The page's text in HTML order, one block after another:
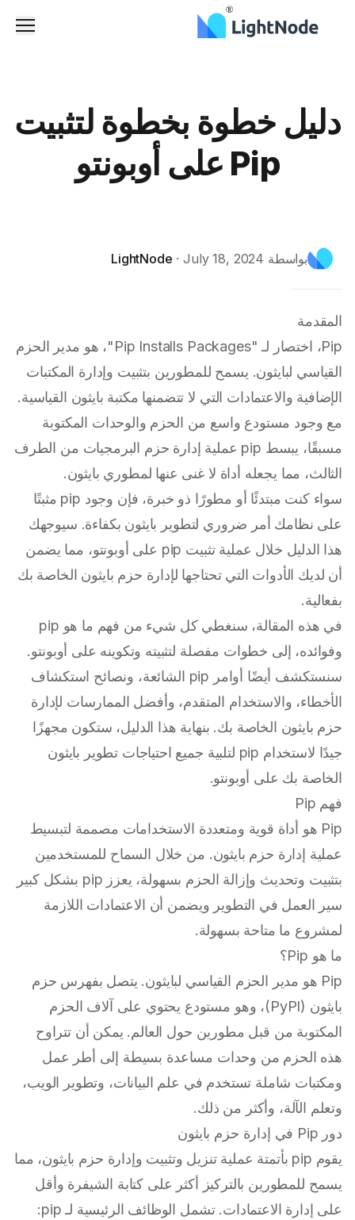
دليل خطوة بخطوة لتثبيت
Pip على أوبونتو
بواسطة LightNode ·July 18, 2024
المقدمة
Pip، اختصار لـ "Pip Installs Packages"، هو مدير الحزم
القياسي لبايثون. يسمح للمطورين بتثبيت وإدارة المكتبات
الإضافية والاعتمادات التي لا تتضمنها مكتبة بايثون القياسية.
مع وجود مستودع واسع من الحزم والوحدات المكتوبة
مسبقًا، يبسط pip عملية إدارة حزم البرمجيات من الطرف
الثالث، مما يجعله أداة لا غنى عنها لمطوري بايثون.
سواء كنت مبتدئًا أو مطورًا ذو خبرة، فإن وجود pip مثبتًا
على نظامك أمر ضروري لتطوير بايثون بكفاءة. سيوجهك
هذا الدليل خلال عملية تثبيت pip على أوبونتو، مما يضمن
أن لديك الأدوات التي تحتاجها لإدارة حزم بايثون الخاصة بك
بفعالية.
في هذه المقالة، سنغطي كل شيء من فهم ما هو pip
وفوائده، إلى خطوات مفصلة لتثبيته وتكوينه على أوبونتو.
سنستكشف أيضًا أوامر pip الشائعة، ونصائح استكشاف
الأخطاء، والاستخدام المتقدم، وأفضل الممارسات لإدارة
حزم بايثون الخاصة بك. بنهاية هذا الدليل، ستكون مجهزًا
جيدًا لاستخدام pip لتلبية جميع احتياجات تطوير بايثون
الخاصة بك على أوبونتو.
فهم Pip
Pip هو أداة قوية ومتعددة الاستخدامات مصممة لتبسيط
عملية إدارة حزم بايثون. من خلال السماح للمستخدمين
بتثبيت وتحديث وإزالة الحزم بسهولة، يعزز pip بشكل كبير
سير العمل في التطوير ويضمن أن الاعتمادات اللازمة
لمشروع ما متاحة بسهولة.
ما هو Pip؟
Pip هو مدير الحزم القياسي لبايثون. يتصل بفهرس حزم
بايثون (PyPI)، وهو مستودع يحتوي على آلاف الحزم
المكتوبة من قبل مطورين حول العالم. يمكن أن تتراوح
هذه الحزم من وحدات مساعدة بسيطة إلى أطر عمل
ومكتبات شاملة تستخدم في علم البيانات، وتطوير الويب،
وتعلم الآلة، وأكثر من ذلك.
دور Pip في إدارة حزم بايثون
يقوم pip بأتمتة عملية تنزيل وتثبيت وإدارة حزم بايثون، مما
يسمح للمطورين بالتركيز أكثر على كتابة الشيفرة وأقل
على إدارة الاعتمادات. تشمل الوظائف الرئيسية لـ pip: